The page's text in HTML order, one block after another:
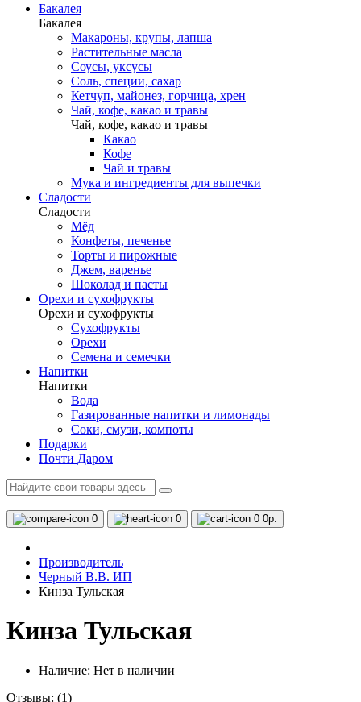
Бакалея
Бакалея
Макароны, крупы, лапша
Растительные масла
Соусы, уксусы
Соль, специи, сахар
Кетчуп, майонез, горчица, хрен
Чай, кофе, какао и травы
Чай, кофе, какао и травы
Какао
Кофе
Чай и травы
Мука и ингредиенты для выпечки
Сладости
Сладости
Мёд
Конфеты, печенье
Торты и пирожные
Джем, варенье
Шоколад и пасты
Орехи и сухофрукты
Орехи и сухофрукты
Сухофрукты
Орехи
Семена и семечки
Напитки
Напитки
Вода
Газированные напитки и лимонады
Соки, смузи, компоты
Подарки
Почти Даром
0 0 0 0р.
Производитель
Черный В.В. ИП
Кинза Тульская
Кинза Тульская
Наличие: Нет в наличии
Отзывы: (1)